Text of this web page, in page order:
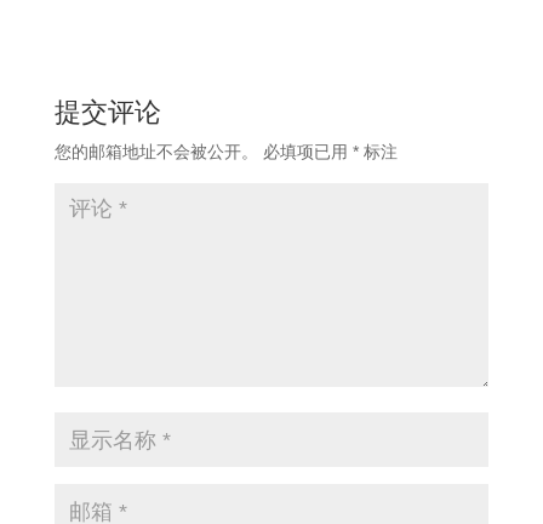
提交评论
您的邮箱地址不会被公开。 必填项已用 *标注